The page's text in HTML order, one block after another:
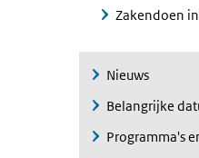
Zakendoen
Nieuws
Belangrijke
Programma's